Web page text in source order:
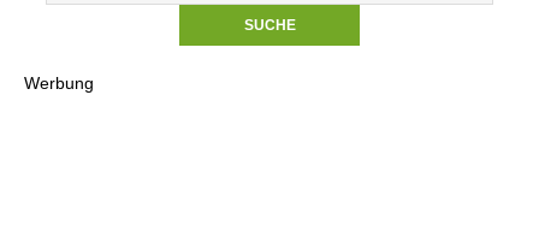
Werbung